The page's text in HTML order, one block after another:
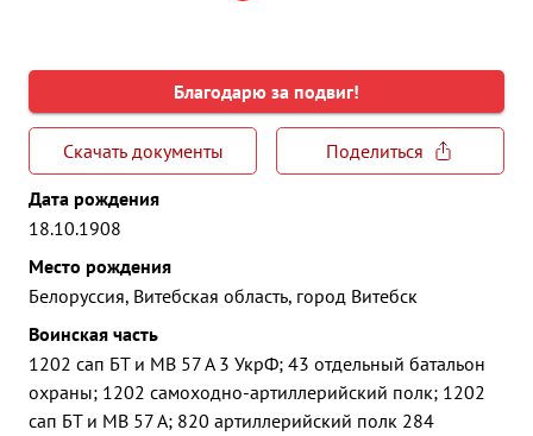
Благодарю за подвиг!
Скачать документы
Поделиться
Дата рождения
18.10.1908
Место рождения
Белоруссия, Витебская область, город Витебск
Воинская часть
1202 сап БТ и МВ 57 А 3 УкрФ; 43 отдельный батальон
охраны; 1202 самоходно-артиллерийский полк; 1202
сап БТ и МВ 57 А; 820 артиллерийский полк 284